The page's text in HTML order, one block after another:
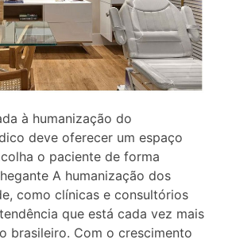
à humanização do
deve oferecer um espaço
o paciente de forma
A humanização dos
como clínicas e consultórios
que está cada vez mais
brasileiro. Com o crescimento